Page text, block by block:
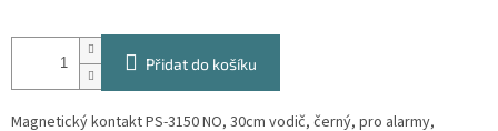
Přidat do košíku
Magnetický kontakt PS-3150 NO, 30cm vodič, černý, pro alarmy,